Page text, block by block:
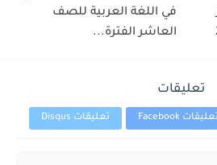
في اللغة العربية للصف
العاشر الفترة...
تعليقات
تعليقات Facebook تعليقات Disqus